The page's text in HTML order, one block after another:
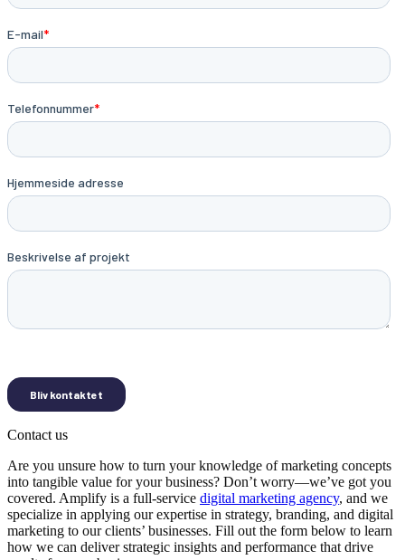
Contact us
Are you unsure how to turn your knowledge of marketing concepts
into tangible value for your business? Don’t worry—we’ve got you
covered. Amplify is a full-service digital marketing agency, and we
specialize in applying our expertise in strategy, branding, and digital
marketing to our clients’ businesses. Fill out the form below to learn
how we can deliver strategic insights and performance that drive